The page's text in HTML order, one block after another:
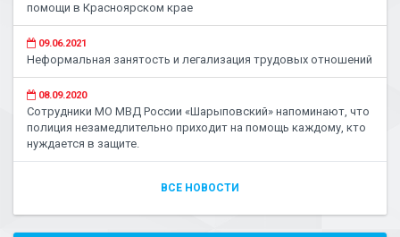
помощи в Красноярском крае
09.06.2021
Неформальная занятость и легализация трудовых отношений
08.09.2020
Сотрудники МО МВД России «Шарыповский» напоминают, что
полиция незамедлительно приходит на помощь каждому, кто
нуждается в защите.
ВСЕ НОВОСТИ